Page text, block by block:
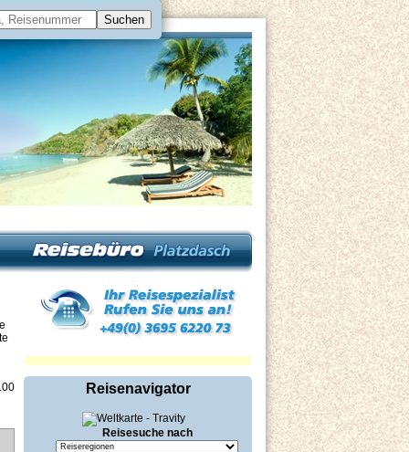
Reisenavigator
Reisesuche nach